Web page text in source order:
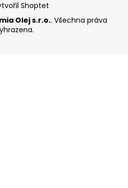
Shoptet
Olej s.r.o.. Všechna práva